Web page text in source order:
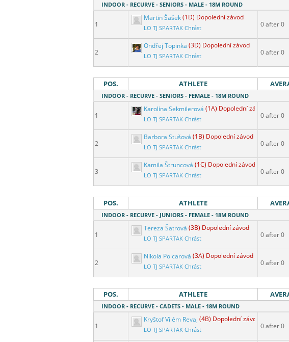
INDOOR - RECURVE - SENIORS - MALE - 18M ROUND
1
Martin Šašek(1D) Dopolední závod
LO TJ SPARTAK Chrást 0 after 0
2
Ondřej Topinka (3D) Dopolední závod
LO TJ SPARTAK Chrást 0 after 0
POS. ATHLETE
INDOOR - RECURVE - SENIORS - FEMALE - 18M ROUND
1
Karolína Sekmilerová (1A) Dopolední závod
LO TJ SPARTAK Chrást 0 after 0
2
Barbora Stušová (1B) Dopolední závod
LO TJ SPARTAK Chrást 0 after 0
3
Kamila Štruncová (1C) Dopolední závod
LO TJ SPARTAK Chrást 0 after 0
POS. ATHLETE
INDOOR - RECURVE - JUNIORS - FEMALE - 18M ROUND
1
Tereza Šatrová (3B) Dopolední závod
LO TJ SPARTAK Chrást 0 after 0
2
Nikola Polcarová (3A) Dopolední závod
LO TJ SPARTAK Chrást 0 after 0
POS. ATHLETE
INDOOR - RECURVE - CADETS - MALE - 18M ROUND
1
Kryštof Vilém Revaj (4B) Dopolední závod
LO TJ SPARTAK Chrást 0 after 0